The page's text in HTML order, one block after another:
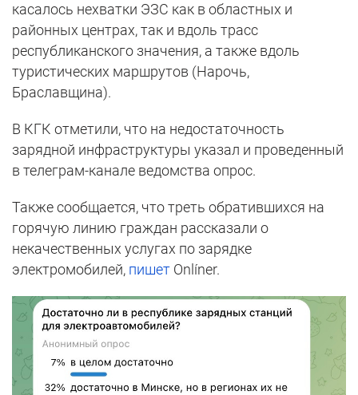
касалось нехватки ЭЗС как в областных и
районных центрах, так и вдоль трасс
республиканского значения, а также вдоль
туристических маршрутов (Нарочь,
Браславщина).
В КГК отметили, что на недостаточность
зарядной инфраструктуры указал и проведенный
в телеграм-канале ведомства опрос.
Также сообщается, что треть обратившихся на
горячую линию граждан рассказали о
некачественных услугах по зарядке
электромобилей, пишет Onlíner.